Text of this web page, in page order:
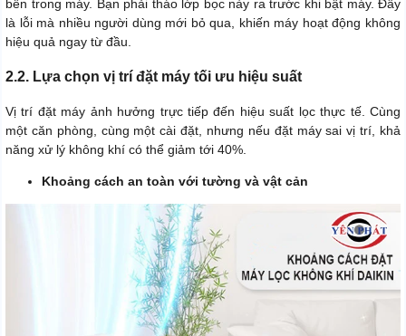
bên trong máy. Bạn phải tháo lớp bọc này ra trước khi bật máy. Đây
là lỗi mà nhiều người dùng mới bỏ qua, khiến máy hoạt động không
hiệu quả ngay từ đầu.
2.2. Lựa chọn vị trí đặt máy tối ưu hiệu suất
Vị trí đặt máy ảnh hưởng trực tiếp đến hiệu suất lọc thực tế. Cùng
một căn phòng, cùng một cài đặt, nhưng nếu đặt máy sai vị trí, khả
năng xử lý không khí có thể giảm tới 40%.
Khoảng cách an toàn với tường và vật cản